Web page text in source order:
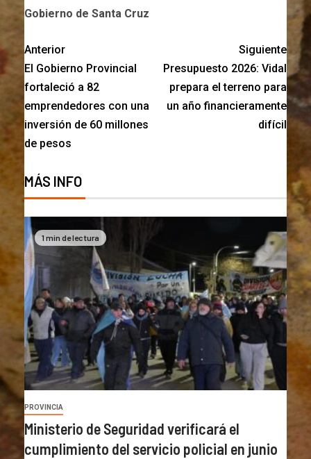
Gobierno de Santa Cruz
Anterior
El Gobierno Provincial
fortaleció a 82
emprendedores con una
inversión de 60 millones
de pesos
Siguiente
Presupuesto 2026: Vidal
prepara el terreno para
un año financieramente
difícil
MÁS INFO
1 min de lectura
PROVINCIA
Ministerio de Seguridad verificará el
cumplimiento del servicio policial en junio